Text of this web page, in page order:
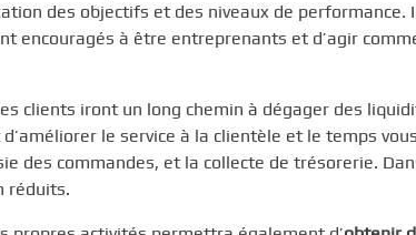
des objectifs et des niveaux de performance.
encouragés à être entreprenants et d’agir
clients iront un long chemin à dégager des
le service à la clientèle et le temps vous
des commandes, et la collecte de trésorerie.
réduits.